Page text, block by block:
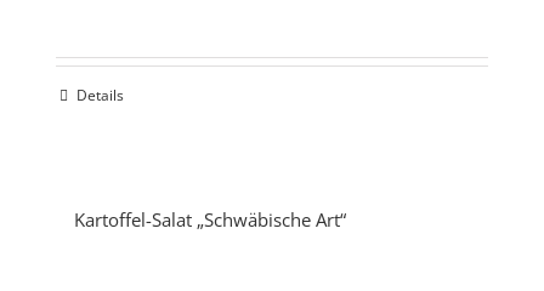
Details
Kartoffel-Salat „Schwäbische Art“